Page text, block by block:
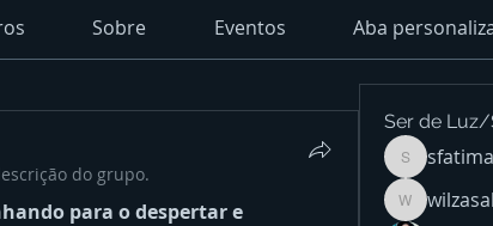
Sobre Eventos Aba
do grupo.
para o despertar e
Ser de Luz/
wilzasalgado